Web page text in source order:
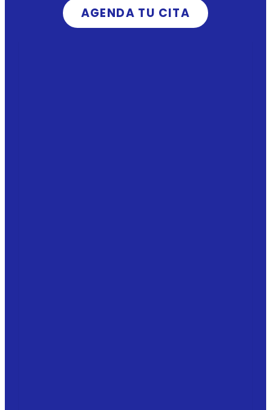
AGENDA TU CITA